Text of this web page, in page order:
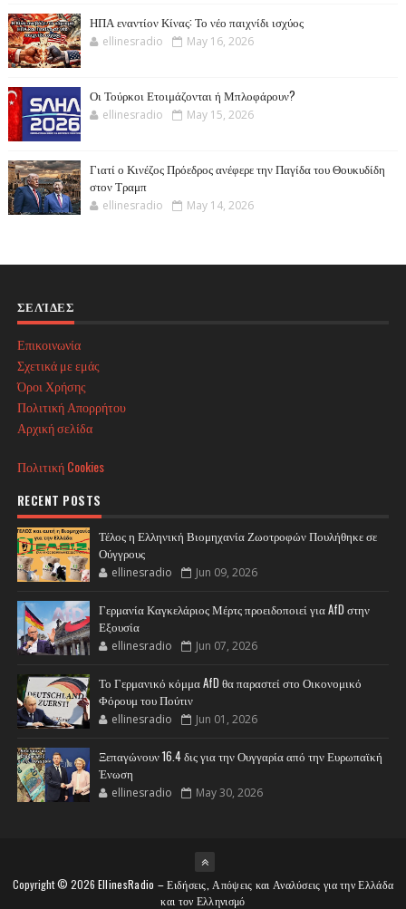
ΗΠΑ εναντίον Κίνας: Το νέο παιχνίδι ισχύος
ellinesradio May 16, 2026
Οι Τούρκοι Ετοιμάζονται ή Μπλοφάρουν?
ellinesradio May 15, 2026
Γιατί ο Κινέζος Πρόεδρος ανέφερε την Παγίδα του Θουκυδίδη
στον Τραμπ
ellinesradio May 14, 2026
ΣΕΛΊΔΕΣ
Επικοινωνία
Σχετικά με εμάς
Όροι Χρήσης
Πολιτική Απορρήτου
Αρχική σελίδα
Πολιτική Cookies
RECENT POSTS
Τέλος η Ελληνική Βιομηχανία Ζωοτροφών Πουλήθηκε σε
Ούγγρους
ellinesradio Jun 09, 2026
Γερμανία Καγκελάριος Μέρτς προειδοποιεί για AfD στην
Εξουσία
ellinesradio Jun 07, 2026
Το Γερμανικό κόμμα AfD θα παραστεί στο Οικονομικό
Φόρουμ του Πούτιν
ellinesradio Jun 01, 2026
Ξεπαγώνουν 16.4 δις για την Ουγγαρία από την Ευρωπαϊκή
Ένωση
ellinesradio May 30, 2026
Copyright © 2026 EllinesRadio – Ειδήσεις, Απόψεις και Αναλύσεις για την Ελλάδα
και τον Ελληνισμό